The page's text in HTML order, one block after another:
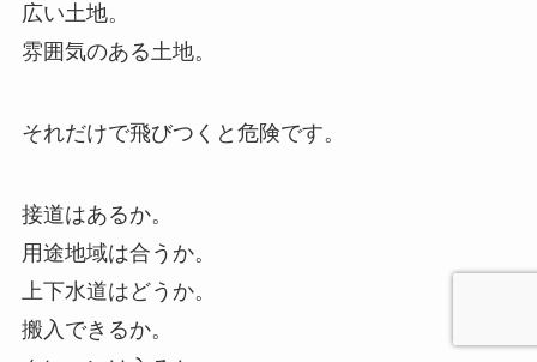
広い土地。
雰囲気のある土地。
それだけで飛びつくと危険です。
接道はあるか。
用途地域は合うか。
上下水道はどうか。
搬入できるか。